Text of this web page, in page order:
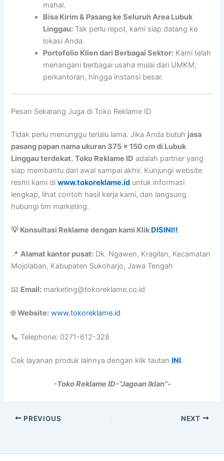
mahal.
Bisa Kirim & Pasang ke Seluruh Area Lubuk
Linggau: Tak perlu repot, kami siap datang ke
lokasi Anda.
Portofolio Klien dari Berbagai Sektor: Kami telah
menangani berbagai usaha mulai dari UMKM,
perkantoran, hingga instansi besar.
Pesan Sekarang Juga di Toko Reklame ID
Tidak perlu menunggu terlalu lama. Jika Anda butuh jasa
pasang papan nama ukuran 375 x 150 cm di Lubuk
Linggau terdekat,Toko Reklame ID adalah partner yang
siap membantu dari awal sampai akhir. Kunjungi website
resmi kami diwww.tokoreklame.id untuk informasi
lengkap, lihat contoh hasil kerja kami, dan langsung
hubungi tim marketing.
💡 Konsultasi Reklame dengan kami Klik DISINI!!
📍Alamat kantor pusat: Dk. Ngawen, Kragilan, Kecamatan
Mojolaban, Kabupaten Sukoharjo, Jawa Tengah
📧 Email: marketing@tokoreklame.co.id
🌐Website: www.tokoreklame.id
📞 Telephone: 0271-612-328
Cek layanan produk lainnya dengan klik tautan INI.
-Toko Reklame ID-“Jagoan Iklan”-
PREVIOUS NEXT